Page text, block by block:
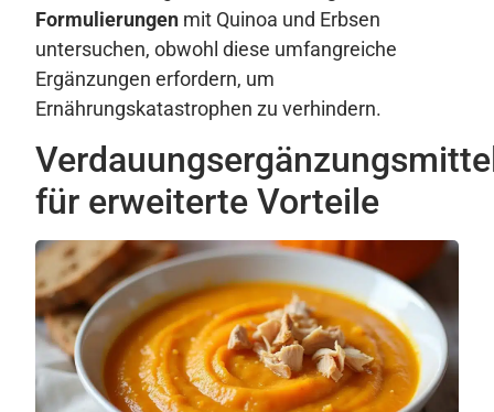
Formulierungen mit Quinoa und Erbsen
untersuchen, obwohl diese umfangreiche
Ergänzungen erfordern, um
Ernährungskatastrophen zu verhindern.
für erweiterte Vorteile